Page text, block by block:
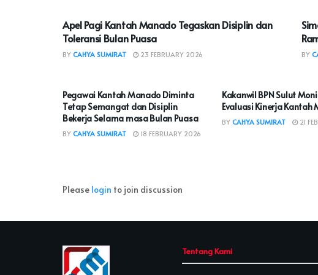
Apel Pagi Kantah Manado Tegaskan Disiplin dan
Toleransi Bulan Puasa
BY CAHYA SUMIRAT 23 FEBRUARY 2026 BY
Pegawai Kantah Manado Diminta
Tetap Semangat dan Disiplin
Bekerja Selama masa Bulan Puasa
BY CAHYA SUMIRAT 18 FEBRUARY 2026
Kakanwil BPN Sulut
Evaluasi Kinerja Kantah
BY CAHYA SUMIRAT 21
Please login to join discussion
Tentang Kami